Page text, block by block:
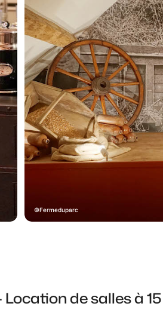
Fermeduparc
Location de salles à